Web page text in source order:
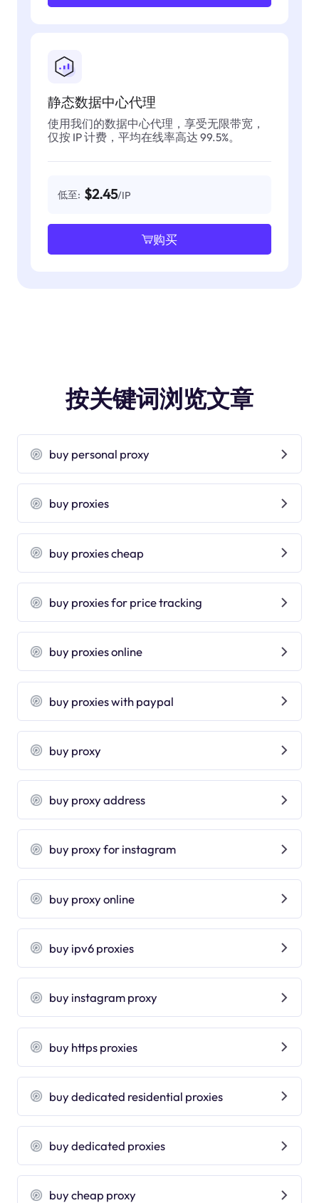
静态数据中心代理
使用我们的数据中心代理，享受无限带宽，
仅按 IP 计费，平均在线率高达 99.5%。
低至: $2.45/IP
购买
按关键词浏览文章
buy personal proxy
buy proxies
buy proxies cheap
buy proxies for price tracking
buy proxies online
buy proxies with paypal
buy proxy
buy proxy address
buy proxy for instagram
buy proxy online
buy ipv6 proxies
buy instagram proxy
buy https proxies
buy dedicated residential proxies
buy dedicated proxies
buy cheap proxy